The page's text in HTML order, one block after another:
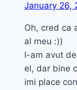
January 26,
Oh, cred ca
al meu :))
l-am avut
el, dar bine
imi place